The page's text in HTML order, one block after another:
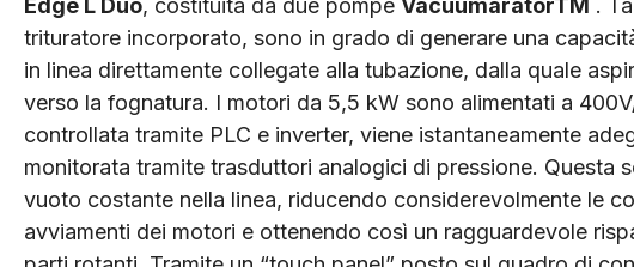
trituratore incorporato, sono in grado di generare una
in linea direttamente collegate alla tubazione, dalla quale
verso la fognatura. I motori da 5,5 kW sono alimentati a
controllata tramite PLC e inverter, viene istantaneamente
monitorata tramite trasduttori analogici di pressione. Questa
vuoto costante nella linea, riducendo considerevolmente le
avviamenti dei motori e ottenendo così un ragguardevole